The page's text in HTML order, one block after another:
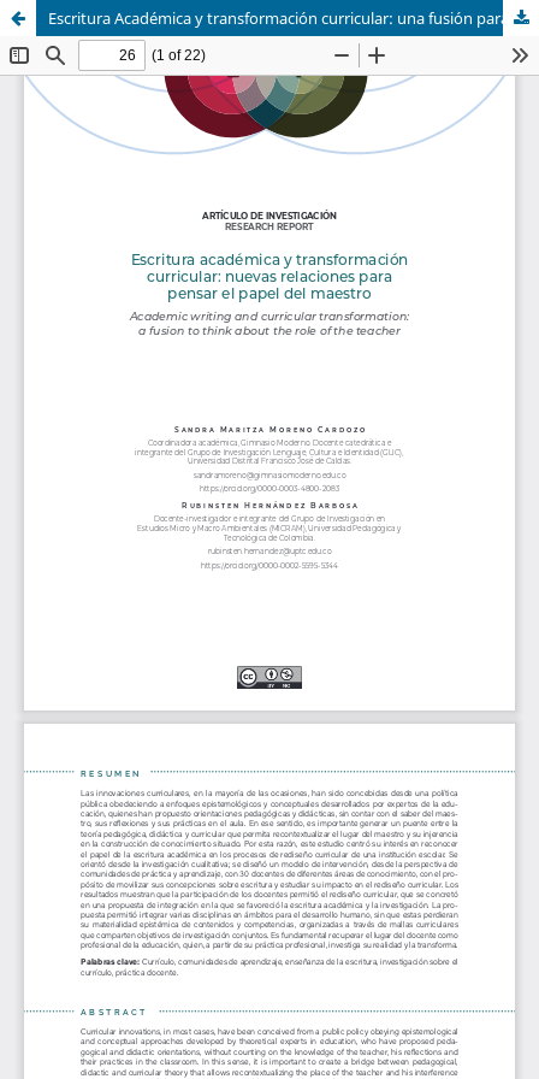
Escritura Académica y transformación curricular: una fusión para pensar el papel del maestro